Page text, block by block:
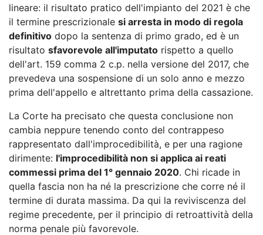
lineare: il risultato pratico dell'impianto del 2021 è che
il termine prescrizionale si arresta in modo di regola
definitivo dopo la sentenza di primo grado, ed è un
risultato sfavorevole all'imputato rispetto a quello
dell'art. 159 comma 2 c.p. nella versione del 2017, che
prevedeva una sospensione di un solo anno e mezzo
prima dell'appello e altrettanto prima della cassazione.
La Corte ha precisato che questa conclusione non
cambia neppure tenendo conto del contrappeso
rappresentato dall'improcedibilità, e per una ragione
dirimente: l'improcedibilità non si applica ai reati
commessi prima del 1° gennaio 2020. Chi ricade in
quella fascia non ha né la prescrizione che corre né il
termine di durata massima. Da qui la reviviscenza del
regime precedente, per il principio di retroattività della
norma penale più favorevole.